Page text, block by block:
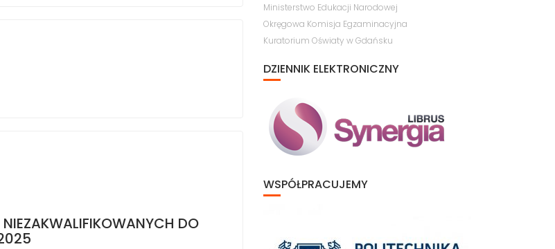
DO
Ministerstwo Edukacji Narodowej
Okręgowa Komisja Egzaminacyjna
Kuratorium Oświaty w Gdańsku
DZIENNIK ELEKTRONICZNY
WSPÓŁPRACUJEMY